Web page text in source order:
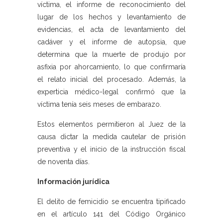
víctima, el informe de reconocimiento del
lugar de los hechos y levantamiento de
evidencias, el acta de levantamiento del
cadáver y el informe de autopsia, que
determina que la muerte de produjo por
asfixia por ahorcamiento, lo que confirmaría
el relato inicial del procesado. Además, la
experticia médico-legal confirmó que la
víctima tenía seis meses de embarazo.
Estos elementos permitieron al Juez de la
causa dictar la medida cautelar de prisión
preventiva y el inicio de la instrucción fiscal
de noventa días.
Información jurídica
El delito de femicidio se encuentra tipificado
en el artículo 141 del Código Orgánico